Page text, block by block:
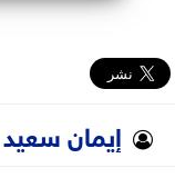
إيمان سعيد